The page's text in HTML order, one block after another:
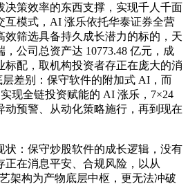
策效率的东西支撑，实现千人千面
互模式，AI 涨乐依托华泰证券全营
效筛选具备持久成长潜力的标的，天
公司总资产达 10773.48 亿元，成
标配，取机构投资者存正在庞大的消
差别：保守软件的附加式 AI，而
现全链投资赋能的 AI 涨乐，7×24
动预警、从动化策略施行，再到现在
：保守炒股软件的成长逻辑，没有
正在消息平安、合规风险，以从
架构为产物底层中枢，更无法冲破